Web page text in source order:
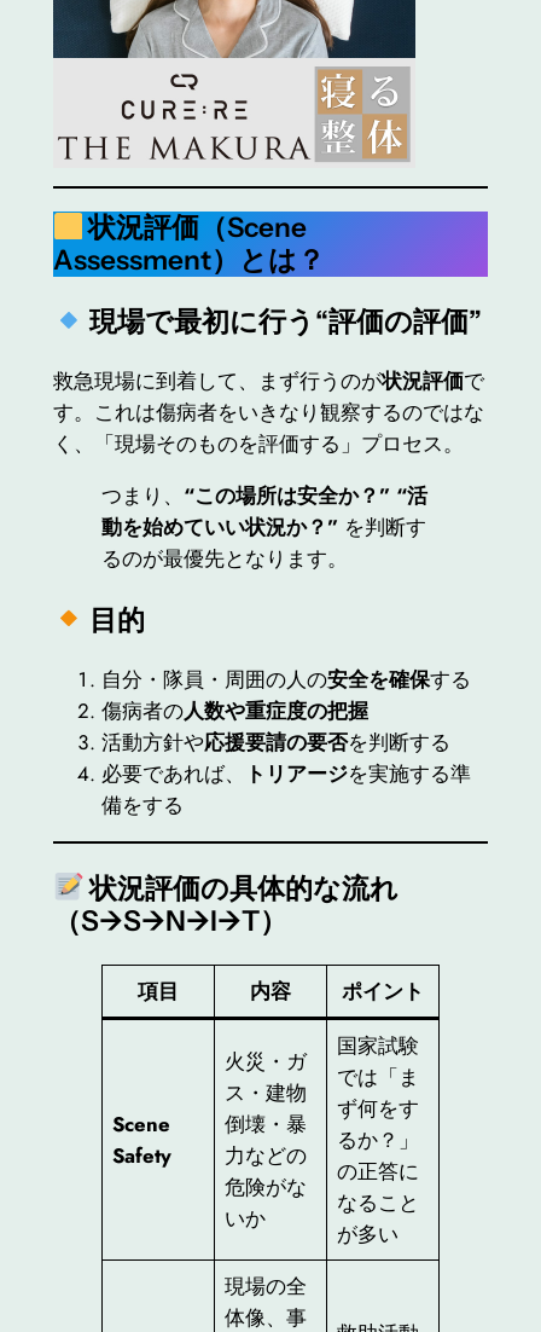
状況評価（Scene
Assessment）とは？
現場で最初に行う“評価の評価”
救急現場に到着して、まず行うのが状況評価で
す。これは傷病者をいきなり観察するのではな
く、「現場そのものを評価する」プロセス。
つまり、 “この場所は安全か？” “活
動を始めていい状況か？” を判断す
るのが最優先となります。
目的
自分・隊員・周囲の人の安全を確保する
傷病者の人数や重症度の把握
活動方針や応援要請の要否を判断する
必要であれば、
トリアージを実施する準
備をする
状況評価の具体的な流れ
（S→S→N→I→T）
項目 内容 ポイント
Scene
Safety
火災・ガ
ス・建物
倒壊・暴
力などの
危険がな
いか
国家試験
では「ま
ず何をす
るか？」
の正答に
なること
が多い
現場の全
体像、事